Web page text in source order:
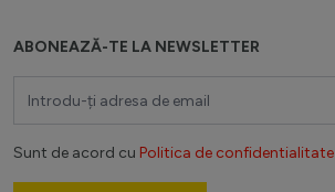
ABONEAZĂ-TE LA NEWSLETTER
Sunt de acord cu Politica de confidentialitate